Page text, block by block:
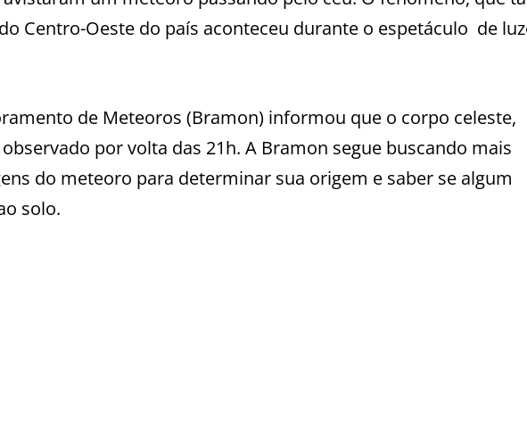
Centro-Oeste do país aconteceu durante o espetáculo de
de Meteoros (Bramon) informou que o corpo celeste,
por volta das 21h. A Bramon segue buscando mais
do meteoro para determinar sua origem e saber se algum
solo.